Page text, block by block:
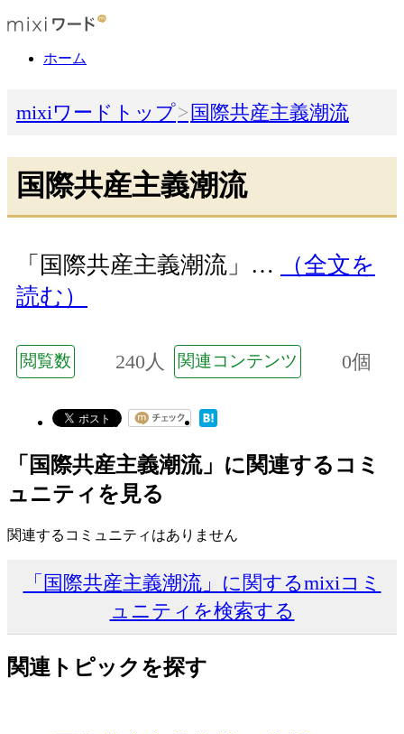
ホーム
mixiワードトップ 国際共産主義潮流
国際共産主義潮流
「国際共産主義潮流」…
（全文を
読む）
閲覧数 240人 関連コンテンツ 0個
「国際共産主義潮流」に関連するコミ
ュニティを見る
関連するコミュニティはありません
「国際共産主義潮流」に関するmixiコミ
ュニティを検索する
関連トピックを探す